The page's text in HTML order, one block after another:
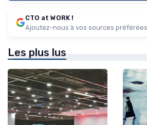
CTO at WORK !
Ajoutez-nous à vos sources
Les plus lus